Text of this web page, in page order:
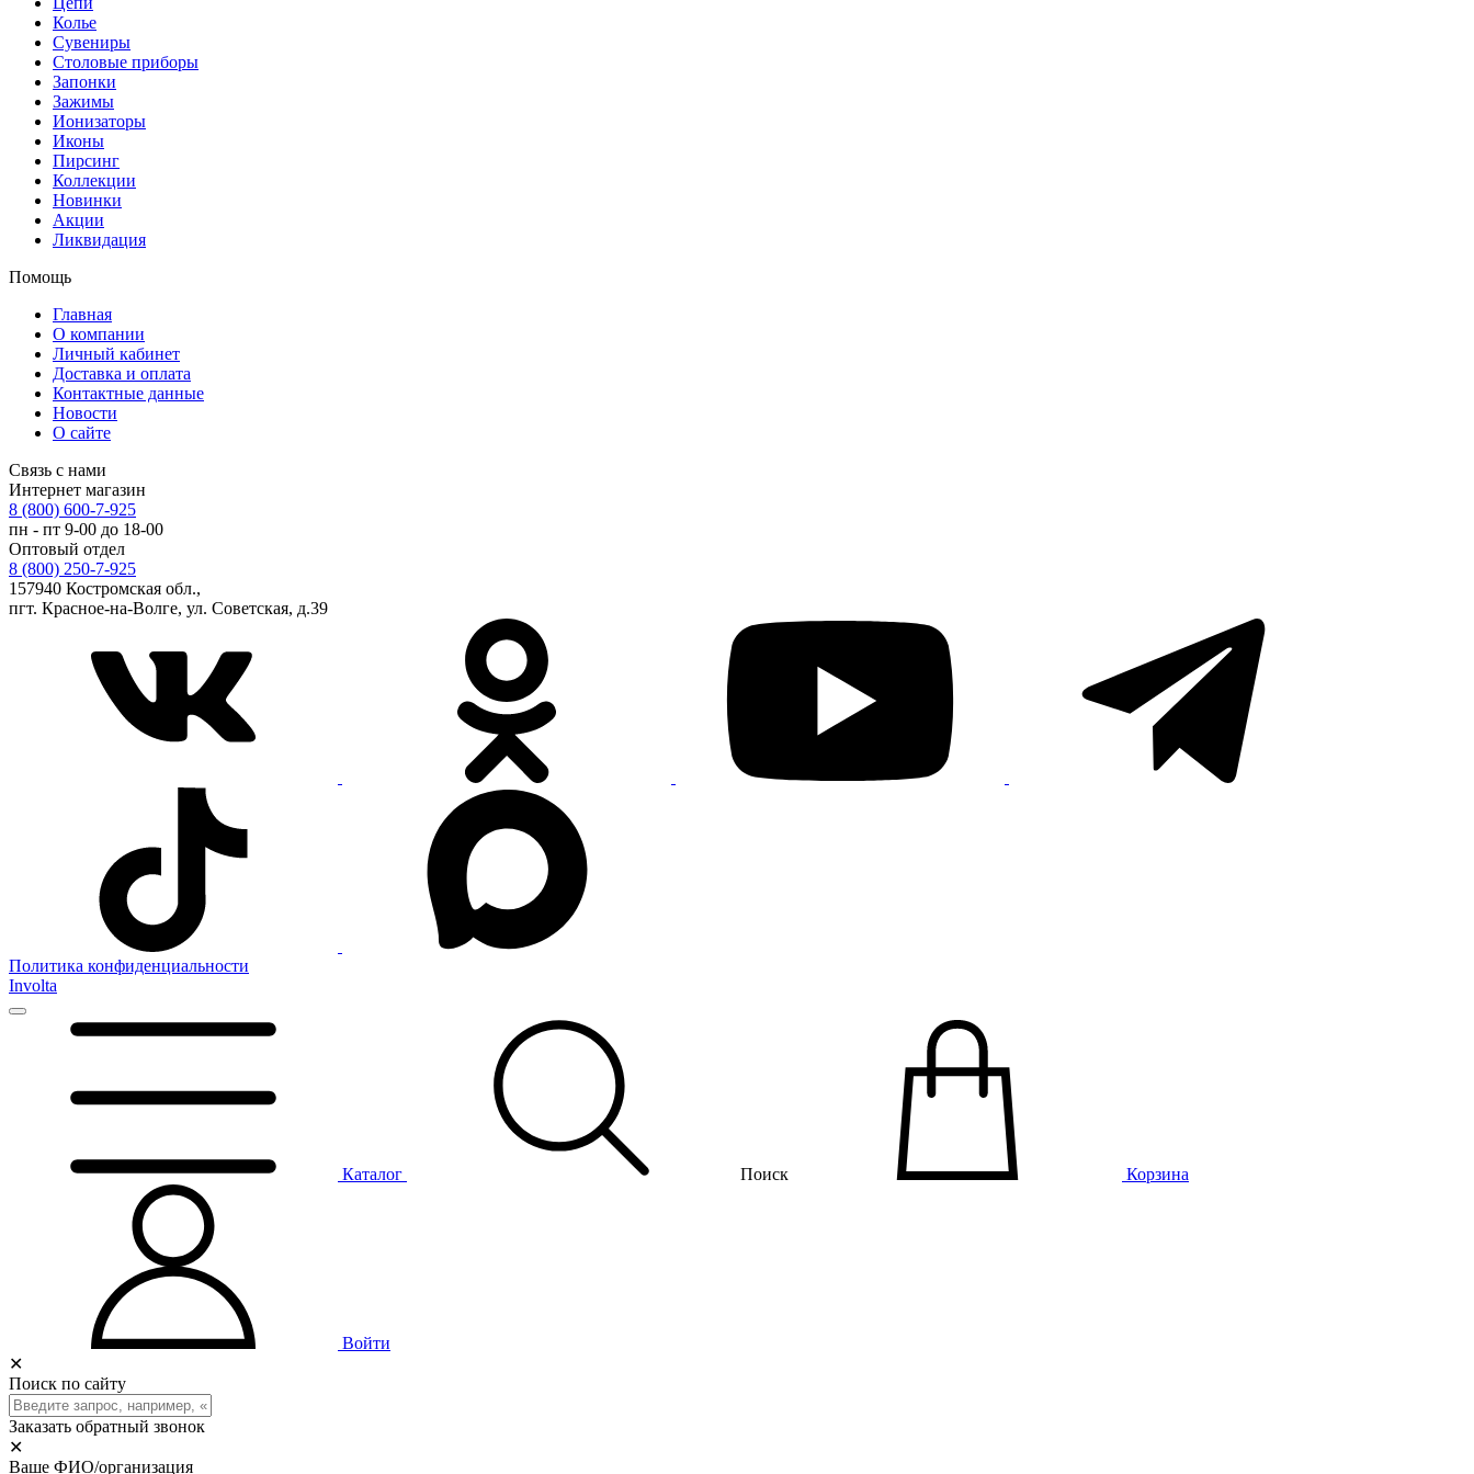
Колье
Сувениры
Столовые приборы
Запонки
Зажимы
Ионизаторы
Иконы
Пирсинг
Коллекции
Новинки
Акции
Ликвидация
Помощь
Главная
О компании
Личный кабинет
Доставка и оплата
Контактные данные
Новости
О сайте
Связь с нами
Интернет магазин
8 (800) 600-7-925
пн - пт 9-00 до 18-00
Оптовый отдел
8 (800) 250-7-925
157940 Костромская обл.,
пгт. Красное-на-Волге, ул. Советская, д.39
Политика конфиденциальности
Involta
Каталог Поиск Корзина
Войти
✕
Поиск по сайту
Заказать обратный звонок
✕
Ваше ФИО/организация